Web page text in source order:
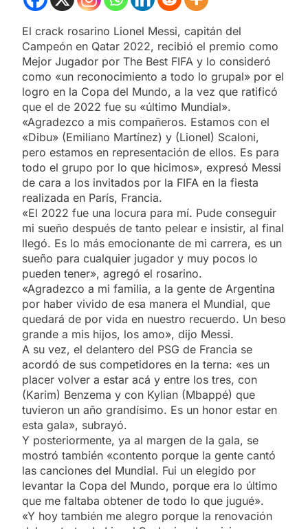
El crack rosarino Lionel Messi, capitán del
Campeón en Qatar 2022, recibió el premio como
Mejor Jugador por The Best FIFA y lo consideró
como «un reconocimiento a todo lo grupal» por el
logro en la Copa del Mundo, a la vez que ratificó
que el de 2022 fue su «último Mundial».
«Agradezco a mis compañeros. Estamos con el
«Dibu» (Emiliano Martínez) y (Lionel) Scaloni,
pero estamos en representación de ellos. Es para
todo el grupo por lo que hicimos», expresó Messi
de cara a los invitados por la FIFA en la fiesta
realizada en París, Francia.
«El 2022 fue una locura para mí. Pude conseguir
mi sueño después de tanto pelear e insistir, al final
llegó. Es lo más emocionante de mi carrera, es un
sueño para cualquier jugador y muy pocos lo
pueden tener», agregó el rosarino.
«Agradezco a mi familia, a la gente de Argentina
por haber vivido de esa manera el Mundial, que
quedará de por vida en nuestro recuerdo. Un beso
grande a mis hijos, los amo», dijo Messi.
A su vez, el delantero del PSG de Francia se
acordó de sus competidores en la terna: «es un
placer volver a estar acá y entre los tres, con
(Karim) Benzema y con Kylian (Mbappé) que
tuvieron un año grandísimo. Es un honor estar en
esta gala», subrayó.
Y posteriormente, ya al margen de la gala, se
mostró también «contento porque la gente cantó
las canciones del Mundial. Fui un elegido por
levantar la Copa del Mundo, porque era lo último
que me faltaba obtener de todo lo que jugué».
«Y hoy también me alegro porque la renovación